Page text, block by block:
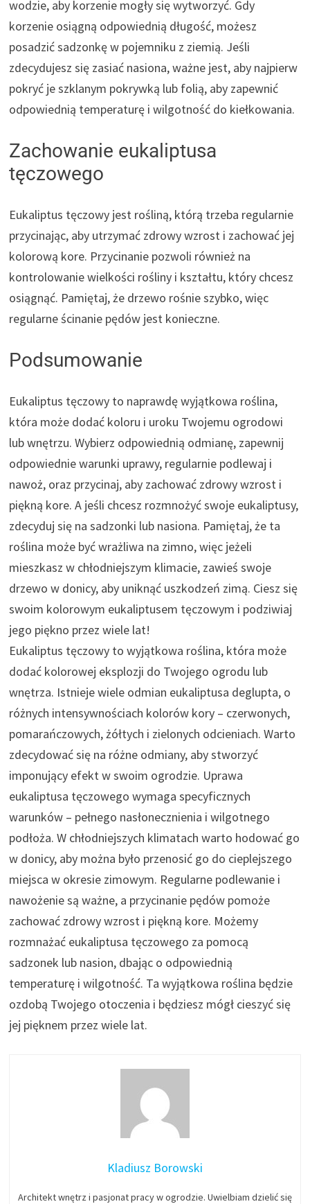
wodzie, aby korzenie mogły się wytworzyć. Gdy
korzenie osiągną odpowiednią długość, możesz
posadzić sadzonkę w pojemniku z ziemią. Jeśli
zdecydujesz się zasiać nasiona, ważne jest, aby najpierw
pokryć je szklanym pokrywką lub folią, aby zapewnić
odpowiednią temperaturę i wilgotność do kiełkowania.
Zachowanie eukaliptusa
tęczowego
Eukaliptus tęczowy jest rośliną, którą trzeba regularnie
przycinając, aby utrzymać zdrowy wzrost i zachować jej
kolorową kore. Przycinanie pozwoli również na
kontrolowanie wielkości rośliny i kształtu, który chcesz
osiągnąć. Pamiętaj, że drzewo rośnie szybko, więc
regularne ścinanie pędów jest konieczne.
Podsumowanie
Eukaliptus tęczowy to naprawdę wyjątkowa roślina,
która może dodać koloru i uroku Twojemu ogrodowi
lub wnętrzu. Wybierz odpowiednią odmianę, zapewnij
odpowiednie warunki uprawy, regularnie podlewaj i
nawoż, oraz przycinaj, aby zachować zdrowy wzrost i
piękną kore. A jeśli chcesz rozmnożyć swoje eukaliptusy,
zdecyduj się na sadzonki lub nasiona. Pamiętaj, że ta
roślina może być wrażliwa na zimno, więc jeżeli
mieszkasz w chłodniejszym klimacie, zawieś swoje
drzewo w donicy, aby uniknąć uszkodzeń zimą. Ciesz się
swoim kolorowym eukaliptusem tęczowym i podziwiaj
jego piękno przez wiele lat!
Eukaliptus tęczowy to wyjątkowa roślina, która może
dodać kolorowej eksplozji do Twojego ogrodu lub
wnętrza. Istnieje wiele odmian eukaliptusa deglupta, o
różnych intensywnościach kolorów kory – czerwonych,
pomarańczowych, żółtych i zielonych odcieniach. Warto
zdecydować się na różne odmiany, aby stworzyć
imponujący efekt w swoim ogrodzie. Uprawa
eukaliptusa tęczowego wymaga specyficznych
warunków – pełnego nasłonecznienia i wilgotnego
podłoża. W chłodniejszych klimatach warto hodować go
w donicy, aby można było przenosić go do cieplejszego
miejsca w okresie zimowym. Regularne podlewanie i
nawożenie są ważne, a przycinanie pędów pomoże
zachować zdrowy wzrost i piękną kore. Możemy
rozmnażać eukaliptusa tęczowego za pomocą
sadzonek lub nasion, dbając o odpowiednią
temperaturę i wilgotność. Ta wyjątkowa roślina będzie
ozdobą Twojego otoczenia i będziesz mógł cieszyć się
jej pięknem przez wiele lat.
Kladiusz Borowski
Architekt wnętrz i pasjonat pracy w ogrodzie. Uwielbiam dzielić się